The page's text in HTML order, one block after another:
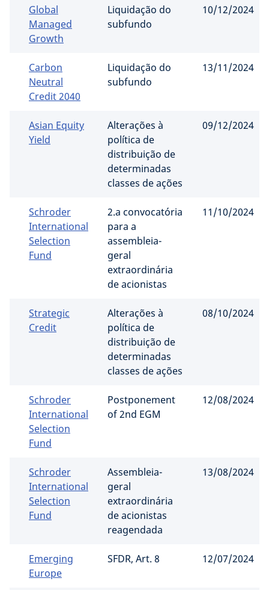
Global
Managed
Growth
Liquidação do
subfundo
10/12/2024
Carbon
Neutral
Credit 2040
Liquidação do
subfundo
13/11/2024
Asian Equity
Yield
Alterações à
política de
distribuição de
determinadas
classes de ações
09/12/2024
Schroder
International
Selection
Fund
2.a convocatória
para a
assembleia-
geral
extraordinária
de acionistas
11/10/2024
Strategic
Credit
Alterações à
política de
distribuição de
determinadas
classes de ações
08/10/2024
Schroder
International
Selection
Fund
Postponement
of 2nd EGM
12/08/2024
Schroder
International
Selection
Fund
Assembleia-
geral
extraordinária
de acionistas
reagendada
13/08/2024
Emerging
Europe
SFDR, Art. 8 12/07/2024